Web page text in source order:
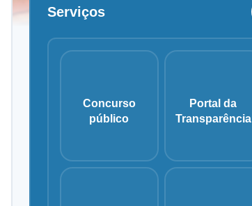
Mulher
Serviços
Concurso
público
Portal da
Transparência